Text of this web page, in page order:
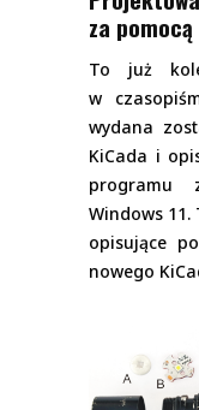
za
To już
w
wydana
KiCada i
programu
Windows 11.
opisujące
nowego